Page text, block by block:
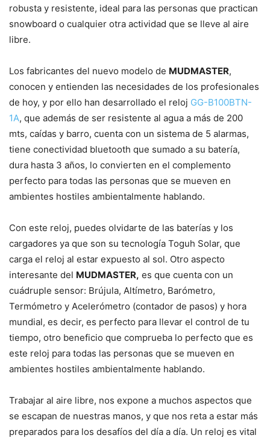
robusta y resistente, ideal para las personas que practican
snowboard o cualquier otra actividad que se lleve al aire
libre.
Los fabricantes del nuevo modelo de MUDMASTER,
conocen y entienden las necesidades de los profesionales
de hoy, y por ello han desarrollado el reloj GG-B100BTN-
1A, que además de ser resistente al agua a más de 200
mts, caídas y barro, cuenta con un sistema de 5 alarmas,
tiene conectividad bluetooth que sumado a su batería,
dura hasta 3 años, lo convierten en el complemento
perfecto para todas las personas que se mueven en
ambientes hostiles ambientalmente hablando.
Con este reloj, puedes olvidarte de las baterías y los
cargadores ya que son su tecnología Toguh Solar, que
carga el reloj al estar expuesto al sol. Otro aspecto
interesante del MUDMASTER, es que cuenta con un
cuádruple sensor: Brújula, Altímetro, Barómetro,
Termómetro y Acelerómetro (contador de pasos) y hora
mundial, es decir, es perfecto para llevar el control de tu
tiempo, otro beneficio que comprueba lo perfecto que es
este reloj para todas las personas que se mueven en
ambientes hostiles ambientalmente hablando.
Trabajar al aire libre, nos expone a muchos aspectos que
se escapan de nuestras manos, y que nos reta a estar más
preparados para los desafíos del día a día. Un reloj es vital